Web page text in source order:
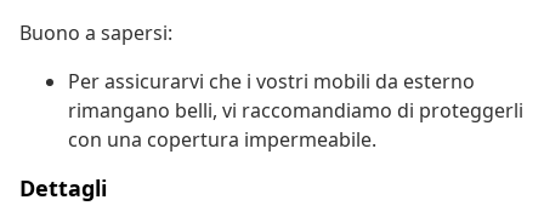
Buono a sapersi:
Per assicurarvi che i vostri mobili da esterno
rimangano belli, vi raccomandiamo di proteggerli
con una copertura impermeabile.
Dettagli